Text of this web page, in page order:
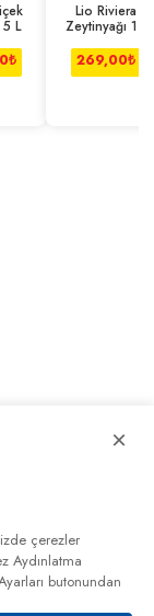
5 L
₺
Lio Riviera
Zeytinyağı 1 L
269,00₺
×
çerezler
Aydınlatma
butonundan